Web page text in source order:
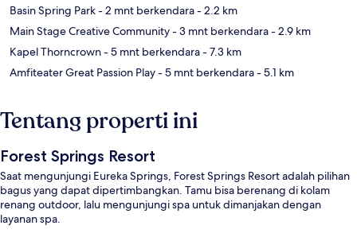
Basin Spring Park- 2 mnt berkendara- 2.2 km
Main Stage Creative Community- 3 mnt berkendara- 2.9 km
Kapel Thorncrown- 5 mnt berkendara- 7.3 km
Amfiteater Great Passion Play- 5 mnt berkendara- 5.1 km
Tentang properti ini
Forest Springs Resort
Saat mengunjungi Eureka Springs, Forest Springs Resort adalah pilihan
bagus yang dapat dipertimbangkan. Tamu bisa berenang di kolam
renang outdoor, lalu mengunjungi spa untuk dimanjakan dengan
layanan spa.